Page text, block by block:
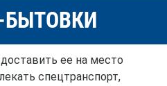
БЫТОВКИ
ее на место
спецтранспорт,